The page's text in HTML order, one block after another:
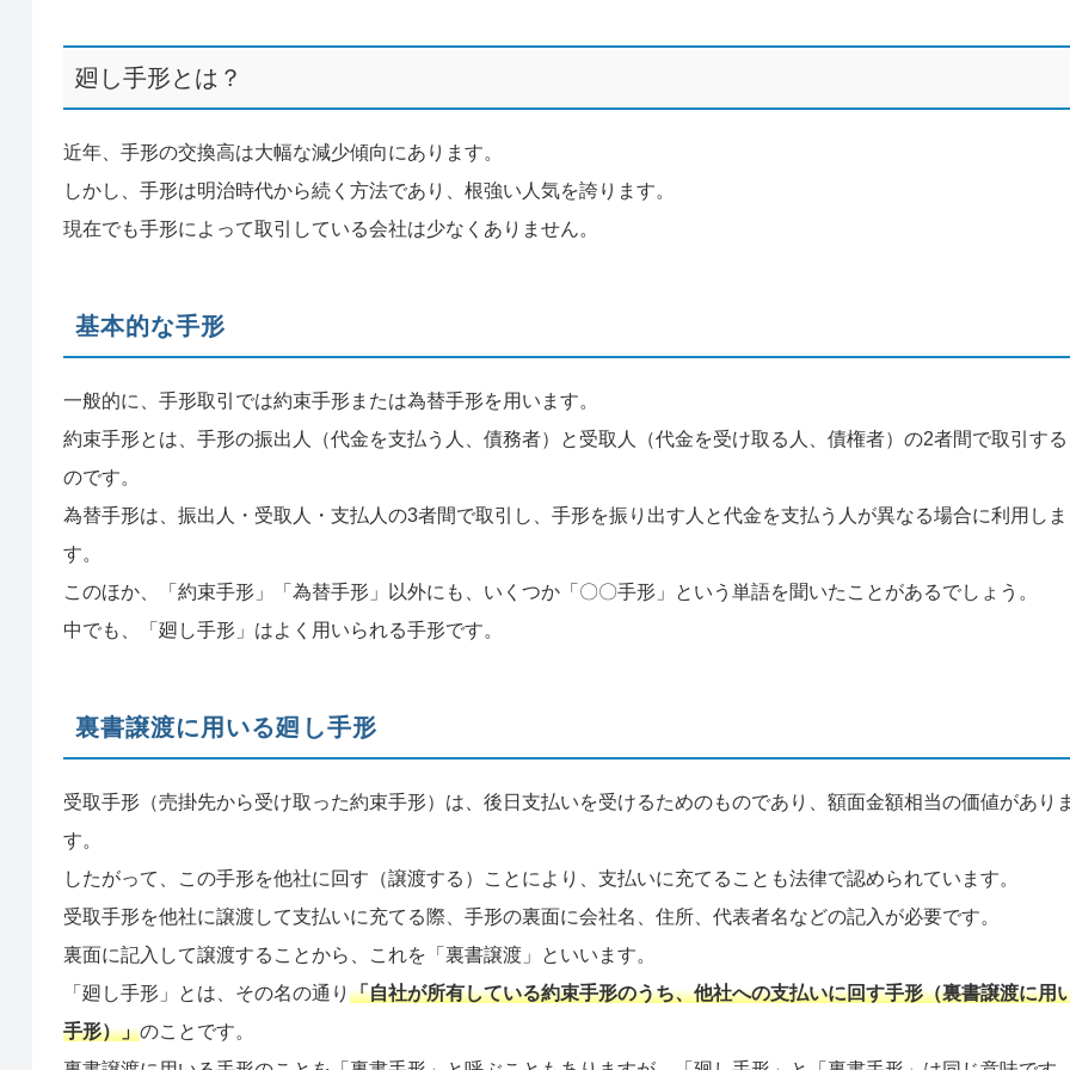
廻し手形とは？
近年、手形の交換高は大幅な減少傾向にあります。
しかし、手形は明治時代から続く方法であり、根強い人気を誇ります。
現在でも手形によって取引している会社は少なくありません。
基本的な手形
一般的に、手形取引では約束手形または為替手形を用います。
約束手形とは、手形の振出人（代金を支払う人、債務者）と受取人（代金を受け取る人、債権者）の2者間で取引す
のです。
為替手形は、振出人・受取人・支払人の3者間で取引し、手形を振り出す人と代金を支払う人が異なる場合に利用しま
す。
このほか、「約束手形」「為替手形」以外にも、いくつか「〇〇手形」という単語を聞いたことがあるでしょう。
中でも、「廻し手形」はよく用いられる手形です。
裏書譲渡に用いる廻し手形
受取手形（売掛先から受け取った約束手形）は、後日支払いを受けるためのものであり、額面金額相当の価値があり
す。
したがって、この手形を他社に回す（譲渡する）ことにより、支払いに充てることも法律で認められています。
受取手形を他社に譲渡して支払いに充てる際、手形の裏面に会社名、住所、代表者名などの記入が必要です。
裏面に記入して譲渡することから、これを「裏書譲渡」といいます。
「廻し手形」とは、その名の通り 「自社が所有している約束手形のうち、他社への支払いに回す手形（裏書譲渡に用
手形）」のことです。